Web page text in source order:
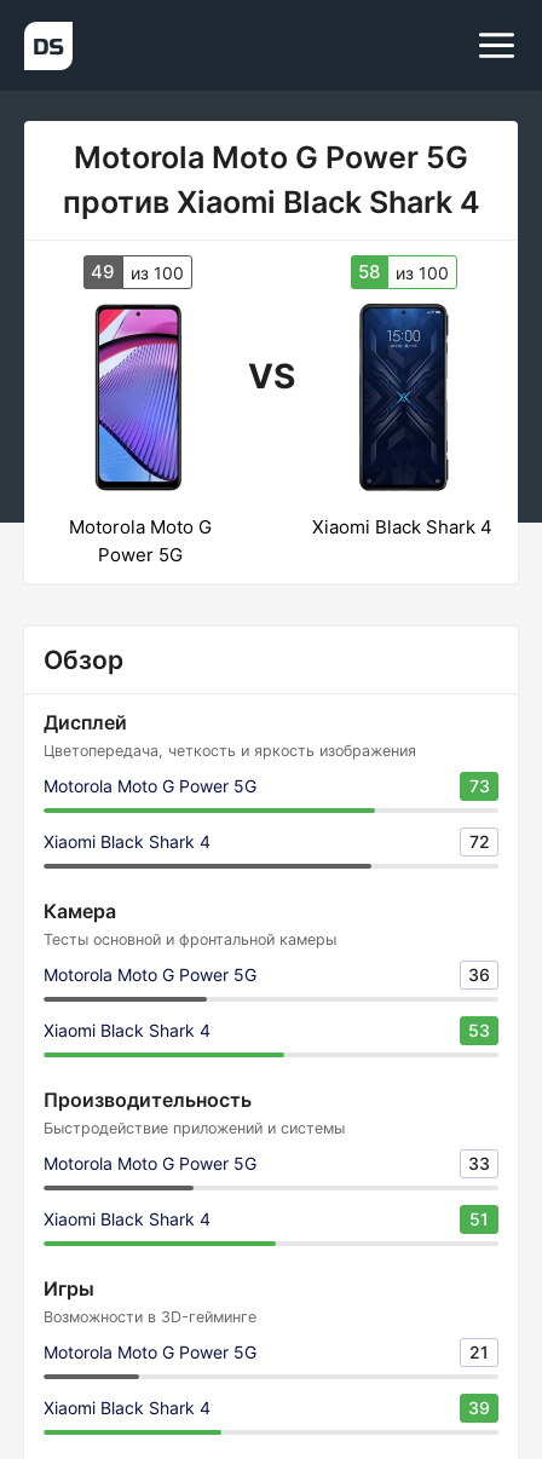
Motorola Moto G Power 5G
против Xiaomi Black Shark 4
49 из 100
VS
58 из 100
Motorola Moto G
Power 5G
Xiaomi Black Shark 4
Обзор
Дисплей
Цветопередача, четкость и яркость изображения
Motorola Moto G Power 5G 73
Xiaomi Black Shark 4 72
Камера
Тесты основной и фронтальной камеры
Motorola Moto G Power 5G 36
Xiaomi Black Shark 4 53
Производительность
Быстродействие приложений и системы
Motorola Moto G Power 5G 33
Xiaomi Black Shark 4 51
Игры
Возможности в 3D-гейминге
Motorola Moto G Power 5G 21
Xiaomi Black Shark 4 39